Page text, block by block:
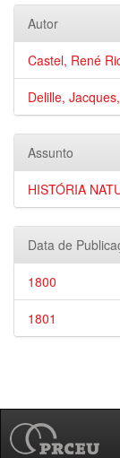
Autor
Castel, René
Delille,
Assunto
HISTÓRIA
Data de
1800
1801